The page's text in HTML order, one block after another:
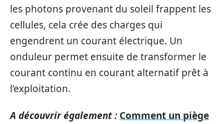
les photons provenant du soleil frappent les
cellules, cela crée des charges qui
engendrent un courant électrique. Un
onduleur permet ensuite de transformer le
courant continu en courant alternatif prêt à
l’exploitation.
A découvrir également : Comment un piège